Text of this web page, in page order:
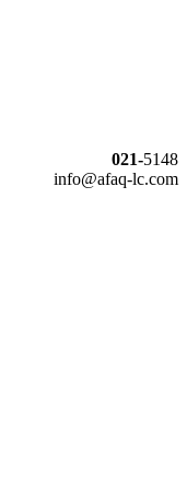
021-5148
info@afaq-lc.com